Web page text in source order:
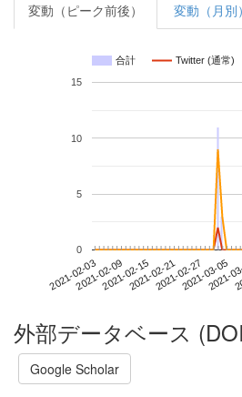
変動（ピーク前後） 変動（月別）
合計 Twitter (通常)
2021-02-032021-02-092021-02-152021-02-212021-02-272021-03-05
2021-
0
5
10
15
外部データベース
Google Scholar